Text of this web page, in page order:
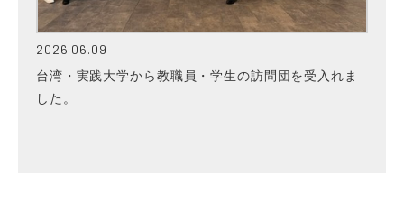
2026.06.09
台湾・実践大学から教職員・学生の訪問団を受入れま
した。